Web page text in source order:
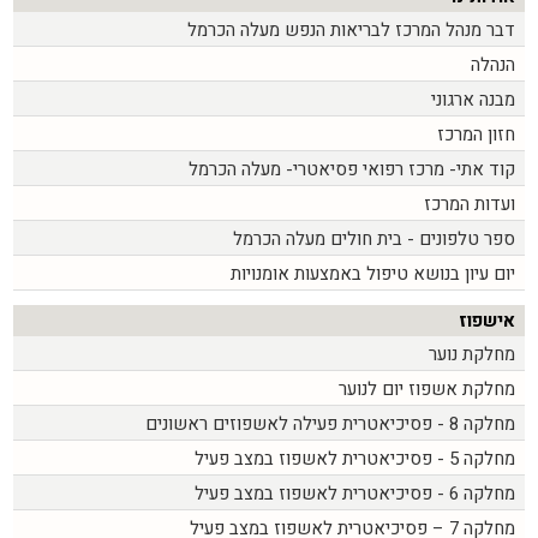
דבר מנהל המרכז לבריאות הנפש מעלה הכרמל
הנהלה
מבנה ארגוני
חזון המרכז
קוד אתי- מרכז רפואי פסיאטרי- מעלה הכרמל
ועדות המרכז
ספר טלפונים - בית חולים מעלה הכרמל
יום עיון בנושא טיפול באמצעות אומנויות
אישפוז
מחלקת נוער
מחלקת אשפוז יום לנוער
מחלקה 8 - פסיכיאטרית פעילה לאשפוזים ראשונים
מחלקה 5 - פסיכיאטרית לאשפוז במצב פעיל
מחלקה 6 - פסיכיאטרית לאשפוז במצב פעיל
מחלקה 7 – פסיכיאטרית לאשפוז במצב פעיל